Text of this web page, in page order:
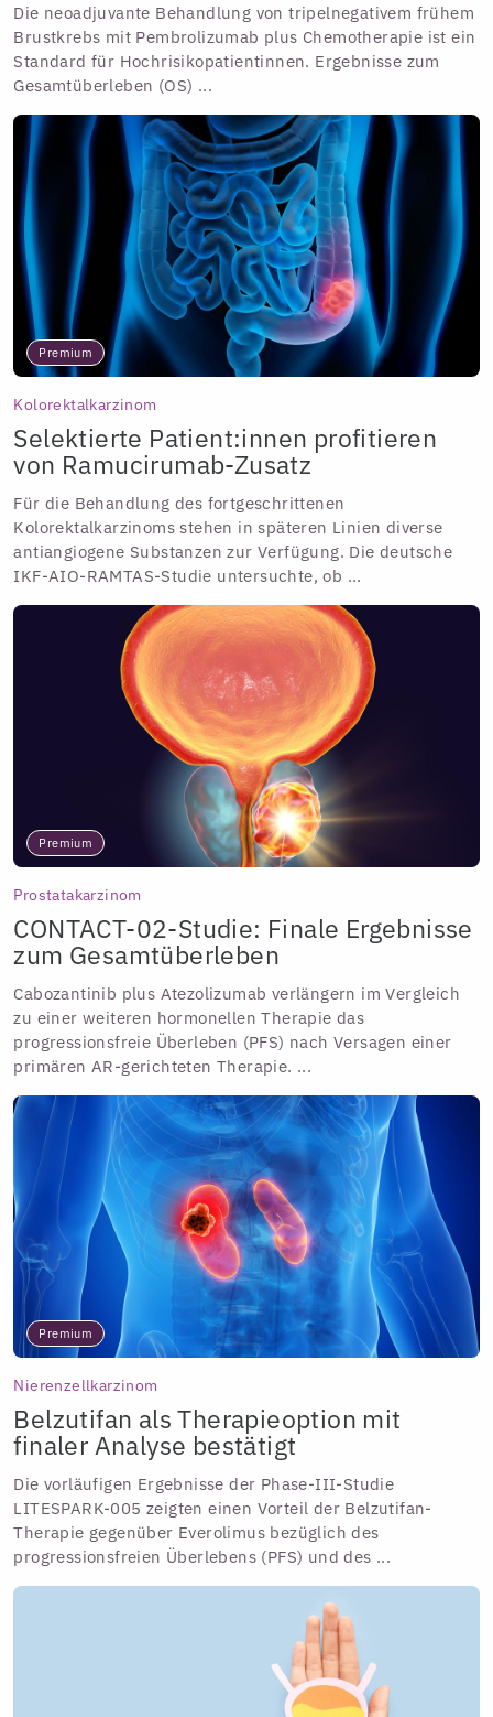
Die neoadjuvante Behandlung von tripelnegativem frühem
Brustkrebs mit Pembrolizumab plus Chemotherapie ist ein
Standard für Hochrisikopatientinnen. Ergebnisse zum
Gesamtüberleben (OS) ...
Premium
Kolorektalkarzinom
Selektierte Patient:innen profitieren
von Ramucirumab-Zusatz
Für die Behandlung des fortgeschrittenen
Kolorektalkarzinoms stehen in späteren Linien diverse
antiangiogene Substanzen zur Verfügung. Die deutsche
IKF-AIO-RAMTAS-Studie untersuchte, ob ...
Premium
Prostatakarzinom
CONTACT-02-Studie: Finale Ergebnisse
zum Gesamtüberleben
Cabozantinib plus Atezolizumab verlängern im Vergleich
zu einer weiteren hormonellen Therapie das
progressionsfreie Überleben (PFS) nach Versagen einer
primären AR-gerichteten Therapie. ...
Premium
Nierenzellkarzinom
Belzutifan als Therapieoption mit
finaler Analyse bestätigt
Die vorläufigen Ergebnisse der Phase-III-Studie
LITESPARK-005 zeigten einen Vorteil der Belzutifan-
Therapie gegenüber Everolimus bezüglich des
progressionsfreien Überlebens (PFS) und des ...